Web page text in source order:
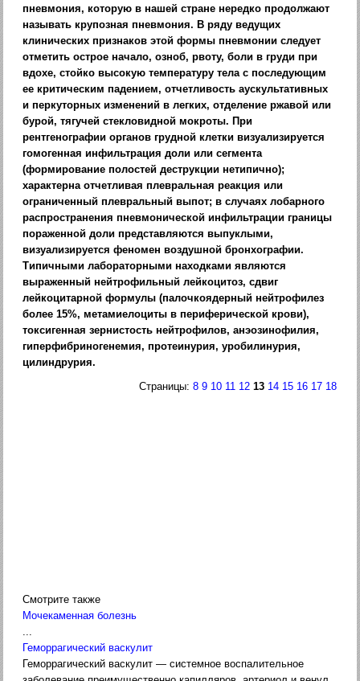
пневмония, которую в нашей стране нередко продолжают
называть крупозная пневмония. В ряду ведущих
клинических признаков этой формы пневмонии следует
отметить острое начало, озноб, рвоту, боли в груди при
вдохе, стойко высокую температуру тела с последующим
ее критическим падением, отчетливость аускультативных
и перкуторных изменений в легких, отделение ржавой или
бурой, тягучей стекловидной мокроты. При
рентгенографии органов грудной клетки визуализируется
гомогенная инфильтрация доли или сегмента
(формирование полостей деструкции нетипично);
характерна отчетливая плевральная реакция или
ограниченный плевральный выпот; в случаях лобарного
распространения пневмонической инфильтрации границы
пораженной доли представляются выпуклыми,
визуализируется феномен воздушной бронхографии.
Типичными лабораторными находками являются
выраженный нейтрофильный лейкоцитоз, сдвиг
лейкоцитарной формулы (палочкоядерный нейтрофилез
более 15%, метамиелоциты в периферической крови),
токсигенная зернистость нейтрофилов, анэозинофилия,
гиперфибриногенемия, протеинурия, уробилинурия,
цилиндрурия.
Страницы:8 9 10 11 12 13 14 15 16 17 18
Смотрите также
Мочекаменная болезнь
...
Геморрагический васкулит
Геморрагический васкулит — системное воспалительное